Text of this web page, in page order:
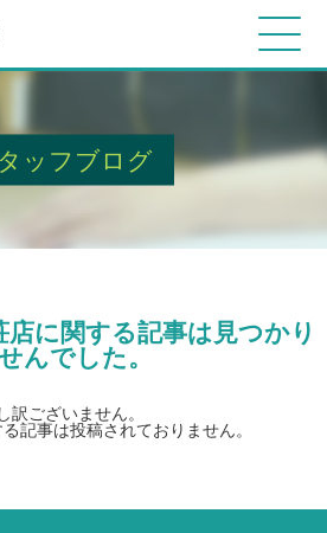
ッフブログ
に関する記事は見つかり
んでした。
訳ございません。
記事は投稿されておりません。